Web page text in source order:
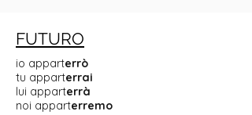
FUTURO
io apparterrò
tu apparterrai
lui apparterrà
noi apparterremo